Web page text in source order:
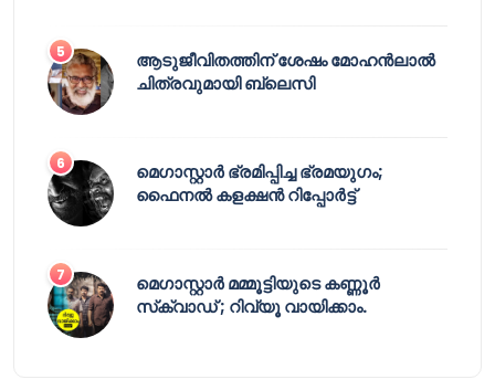
ആടുജീവിതത്തിന് ശേഷം മോഹൻലാൽ
ചിത്രവുമായി ബ്ലെസി
മെഗാസ്റ്റാർ ഭ്രമിപ്പിച്ച ഭ്രമയുഗം;
ഫൈനൽ കളക്ഷൻ റിപ്പോർട്ട്
മെഗാസ്റ്റാർ മമ്മൂട്ടിയുടെ കണ്ണൂർ
സ്‌ക്വാഡ് ; റിവ്യൂ വായിക്കാം.